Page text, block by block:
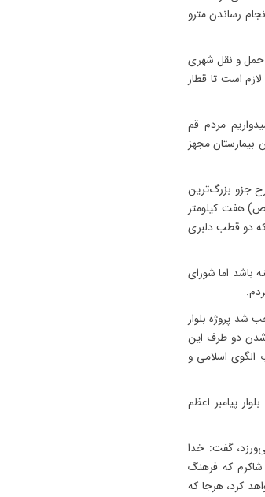
رساندن مترو
حمل و نقل شهری
است تا قطار
مردم قم
بیمارستان مجهز
جزو بزرگ‌ترین
هفت کیلومتر
دو قطب دلبری
باشد اما شورای
شد پروژه بلوار
شدن دو طرف این
الگوی اسلامی و
پیامبر اعظم
گفت: خدا
که فرهنگ
کرد، هرجا که